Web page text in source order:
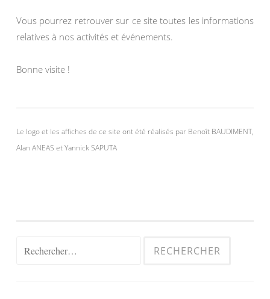
Vous pourrez retrouver sur ce site toutes les informations
relatives à nos activités et événements.
Bonne visite !
Le logo et les affiches de ce site ont été réalisés par Benoît BAUDIMENT,
Alan ANEAS et Yannick SAPUTA
Rechercher :